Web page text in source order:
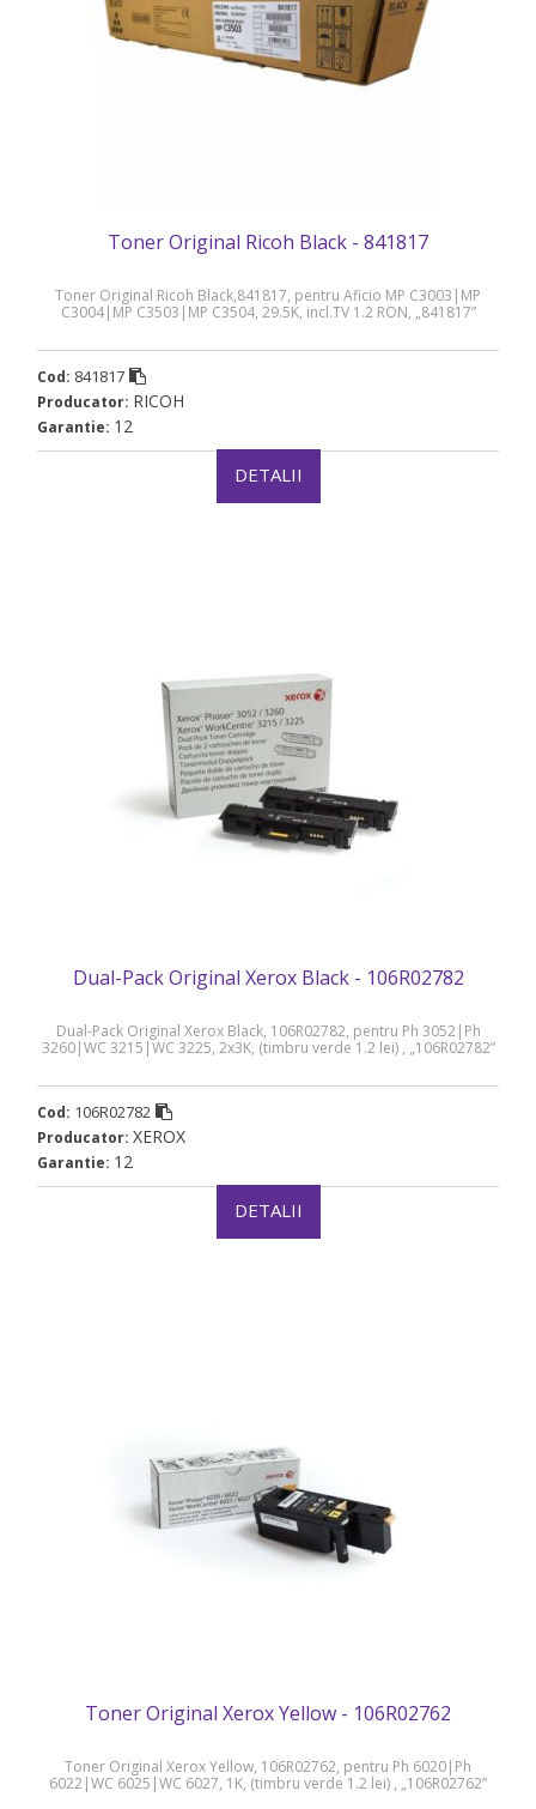
Toner Original Ricoh Black - 841817
Toner Original Ricoh Black,841817, pentru Aficio MP C3003|MP
C3004|MP C3503|MP C3504, 29.5K, incl.TV 1.2 RON, „841817”
Cod: 841817
Producator: RICOH
Garantie: 12
DETALII
Dual-Pack Original Xerox Black - 106R02782
Dual-Pack Original Xerox Black, 106R02782, pentru Ph 3052|Ph
3260|WC 3215|WC 3225, 2x3K, (timbru verde 1.2 lei) , „106R02782”
Cod: 106R02782
Producator: XEROX
Garantie: 12
DETALII
Toner Original Xerox Yellow - 106R02762
Toner Original Xerox Yellow, 106R02762, pentru Ph 6020|Ph
6022|WC 6025|WC 6027, 1K, (timbru verde 1.2 lei) , „106R02762”